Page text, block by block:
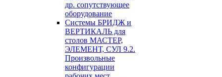
др. сопутствующее
оборудование
Системы БРИДЖ и
ВЕРТИКАЛЬ для
столов МАСТЕР,
ЭЛЕМЕНТ, СУЛ 9.2.
Произвольные
конфигурации